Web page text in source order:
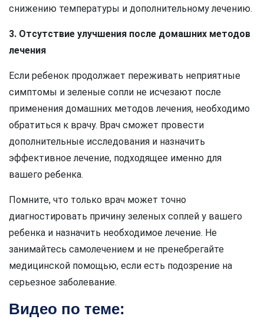
снижению температуры и дополнительному лечению.
3. Отсутствие улучшения после домашних методов
лечения
Если ребенок продолжает переживать неприятные
симптомы и зеленые сопли не исчезают после
применения домашних методов лечения, необходимо
обратиться к врачу. Врач сможет провести
дополнительные исследования и назначить
эффективное лечение, подходящее именно для
вашего ребенка.
Помните, что только врач может точно
диагностировать причину зеленых соплей у вашего
ребенка и назначить необходимое лечение. Не
занимайтесь самолечением и не пренебрегайте
медицинской помощью, если есть подозрение на
серьезное заболевание.
Видео по теме: